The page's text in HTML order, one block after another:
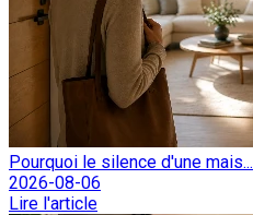
Pourquoi le silence d'une mais...
2026-08-06
Lire l'article